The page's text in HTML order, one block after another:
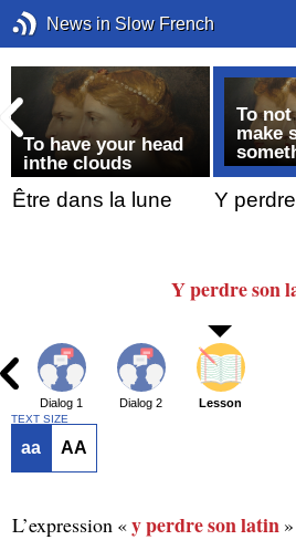
News in Slow French
To have your head
inthe clouds
Être dans la lune
To
make
Y
Y perdreson
Dialog 1 Dialog 2 Lesson
TEXT SIZE
aa AA
L’expression «y perdre son latin